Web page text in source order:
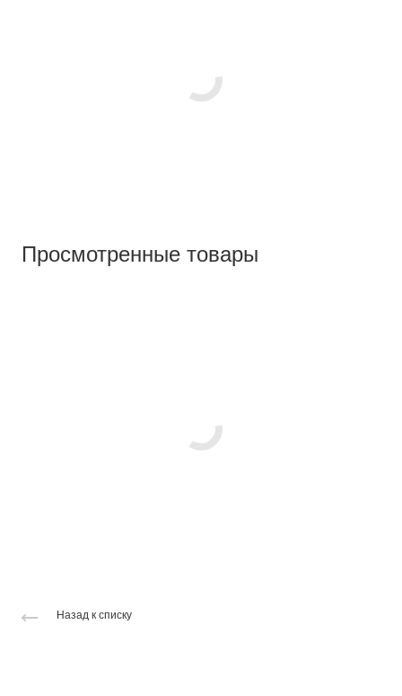
Просмотренные товары
Назад к списку